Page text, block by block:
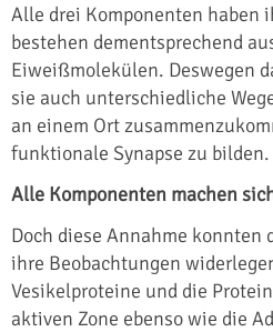
Alle drei Komponenten haben
bestehen dementsprechend
Eiweißmolekülen. Deswegen
sie auch unterschiedliche
an einem Ort
funktionale Synapse zu bilden.
Alle Komponenten machen
Doch diese Annahme konnten
ihre Beobachtungen
Vesikelproteine und die
aktiven Zone ebenso wie die